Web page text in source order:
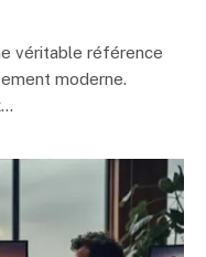
véritable référence
moderne.